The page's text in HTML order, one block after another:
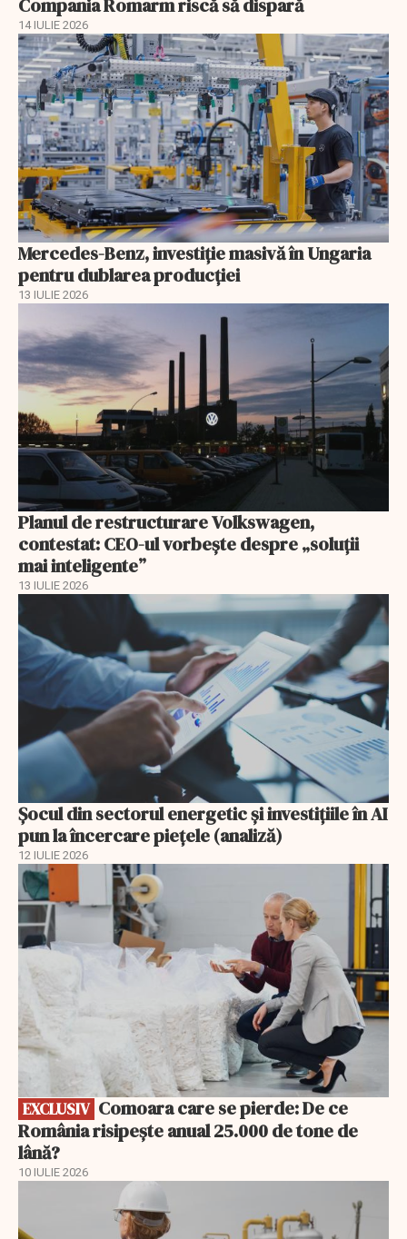
Compania Romarm riscă să dispară
14 IULIE 2026
Mercedes-Benz, investiție masivă în Ungaria
pentru dublarea producției
13 IULIE 2026
Planul de restructurare Volkswagen,
contestat: CEO-ul vorbește despre „soluții
mai inteligente”
13 IULIE 2026
Șocul din sectorul energetic și investițiile în AI
pun la încercare piețele (analiză)
12 IULIE 2026
EXCLUSIV
EXCLUSIV
România risipește anual 25.000 de tone de
lână?
10 IULIE 2026